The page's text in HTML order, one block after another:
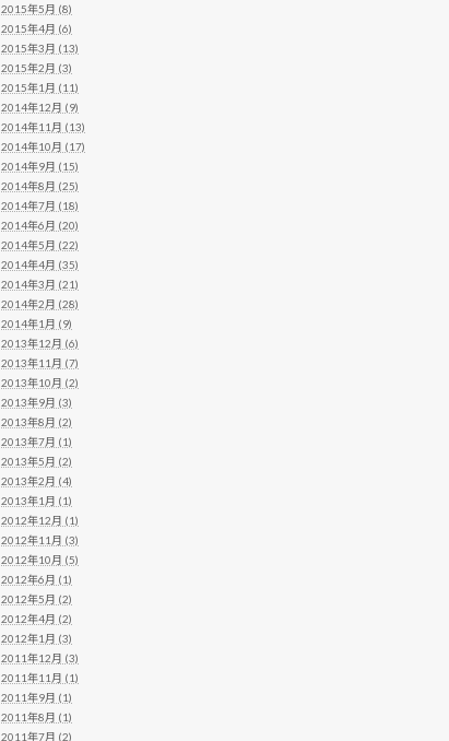
2015年5月 (8)
2015年4月 (6)
2015年3月 (13)
2015年2月 (3)
2015年1月 (11)
2014年12月 (9)
2014年11月 (13)
2014年10月 (17)
2014年9月 (15)
2014年8月 (25)
2014年7月 (18)
2014年6月 (20)
2014年5月 (22)
2014年4月 (35)
2014年3月 (21)
2014年2月 (28)
2014年1月 (9)
2013年12月 (6)
2013年11月 (7)
2013年10月 (2)
2013年9月 (3)
2013年8月 (2)
2013年7月 (1)
2013年5月 (2)
2013年2月 (4)
2013年1月 (1)
2012年12月 (1)
2012年11月 (3)
2012年10月 (5)
2012年6月 (1)
2012年5月 (2)
2012年4月 (2)
2012年1月 (3)
2011年12月 (3)
2011年11月 (1)
2011年9月 (1)
2011年8月 (1)
2011年7月 (2)